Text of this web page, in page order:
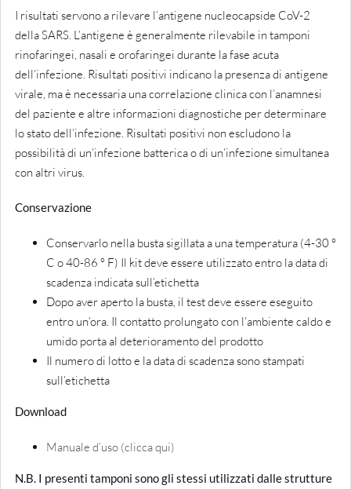
I risultati servono a rilevare l’antigene nucleocapside CoV-2
della SARS. L’antigene è generalmente rilevabile in tamponi
rinofaringei, nasali e orofaringei durante la fase acuta
dell’infezione. Risultati positivi indicano la presenza di antigene
virale, ma è necessaria una correlazione clinica con l’anamnesi
del paziente e altre informazioni diagnostiche per determinare
lo stato dell’infezione. Risultati positivi non escludono la
possibilità di un’infezione batterica o di un’infezione simultanea
con altri virus.
Conservazione
Conservarlo nella busta sigillata a una temperatura (4-30 °
C o 40-86 ° F) Il kit deve essere utilizzato entro la data di
scadenza indicata sull’etichetta
Dopo aver aperto la busta, il test deve essere eseguito
entro un’ora. Il contatto prolungato con l’ambiente caldo e
umido porta al deterioramento del prodotto
Il numero di lotto e la data di scadenza sono stampati
sull’etichetta
Download
Manuale d’uso (clicca qui)
N.B. I presenti tamponi sono gli stessi utilizzati dalle strutture